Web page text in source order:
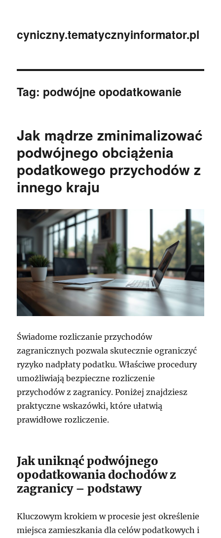
cyniczny.tematycznyinformator.pl
Tag: podwójne opodatkowanie
Jak mądrze zminimalizować
podwójnego obciążenia
podatkowego przychodów z
innego kraju
Świadome rozliczanie przychodów
zagranicznych pozwala skutecznie ograniczyć
ryzyko nadpłaty podatku. Właściwe procedury
umożliwiają bezpieczne rozliczenie
przychodów z zagranicy. Poniżej znajdziesz
praktyczne wskazówki, które ułatwią
prawidłowe rozliczenie.
Jak uniknąć podwójnego
opodatkowania dochodów z
zagranicy – podstawy
Kluczowym krokiem w procesie jest określenie
miejsca zamieszkania dla celów podatkowych i